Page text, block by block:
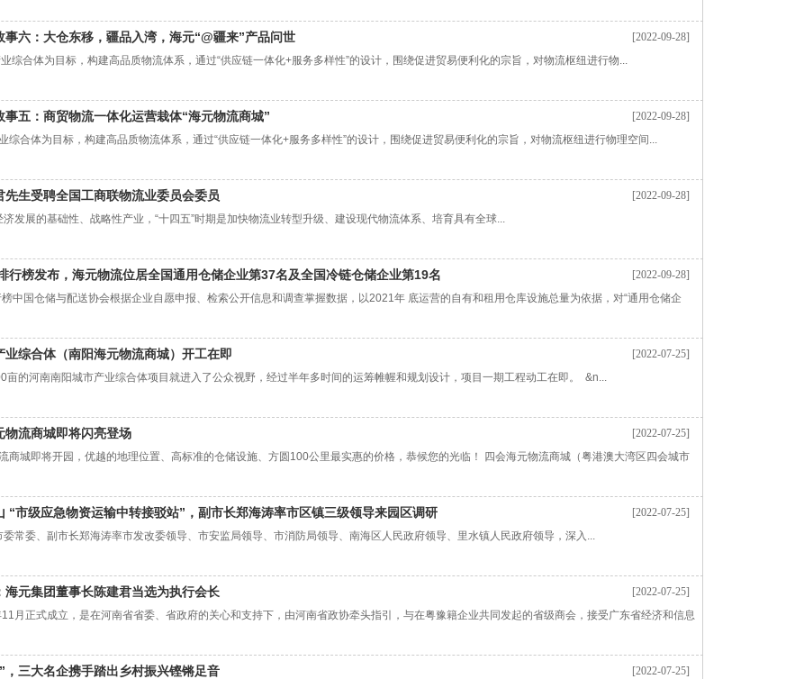
事六：大仓东移，疆品入湾，海元“@疆来”产品问世
[2022-09-28]
综合体为目标，构建高品质物流体系，通过“供应链一体化+服务多样性”的设计，围绕促进贸易便利化的宗旨，对物流枢纽进行物...
事五：商贸物流一体化运营栽体“海元物流商城”
[2022-09-28]
合体为目标，构建高品质物流体系，通过“供应链一体化+服务多样性”的设计，围绕促进贸易便利化的宗旨，对物流枢纽进行物理空间...
生受聘全国工商联物流业委员会委员
[2022-09-28]
展的基础性、战略性产业，“十四五”时期是加快物流业转型升级、建设现代物流体系、培育具有全球...
行榜发布，海元物流位居全国通用仓储企业第37名及全国冷链仓储企业第19名
[2022-09-28]
中国仓储与配送协会根据企业自愿申报、检索公开信息和调查掌握数据，以2021年 底运营的自有和租用仓库设施总量为依据，对“通用仓储企
综合体（南阳海元物流商城）开工在即
[2022-07-25]
的河南南阳城市产业综合体项目就进入了公众视野，经过半年多时间的运筹帷幄和规划设计，项目一期工程动工在即。 &n...
物流商城即将闪亮登场
[2022-07-25]
商城即将开园，优越的地理位置、高标准的仓储设施、方圆100公里最实惠的价格，恭候您的光临！ 四会海元物流商城（粤港澳大湾区四会城市
“市级应急物资运输中转接驳站”，副市长郑海涛率市区镇三级领导来园区调研
[2022-07-25]
委、副市长郑海涛率市发改委领导、市安监局领导、市消防局领导、南海区人民政府领导、里水镇人民政府领导，深入...
海元集团董事长陈建君当选为执行会长
[2022-07-25]
月正式成立，是在河南省省委、省政府的关心和支持下，由河南省政协牵头指引，与在粤豫籍企业共同发起的省级商会，接受广东省经济和信息
，三大名企携手踏出乡村振兴铿锵足音
[2022-07-25]